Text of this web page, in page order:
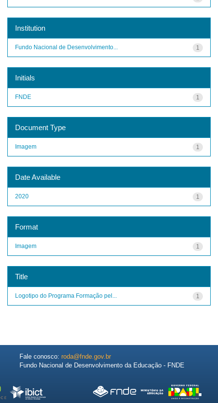
Institution
1
Fundo Nacional de Desenvolvimento...
Initials
1
FNDE
Document Type
1
Imagem
Date Available
1
2020
Format
1
Imagem
Title
1
Logotipo do Programa Formação pel...
Fale conosco: roda@fnde.gov.br
Fundo Nacional de Desenvolvimento da Educação - FNDE